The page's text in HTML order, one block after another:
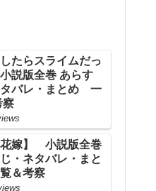
したらスライムだっ
説版全巻 あらす
タバレ・まとめ 一
察
花嫁】 小説版全巻
・ネタバレ・まと
＆考察